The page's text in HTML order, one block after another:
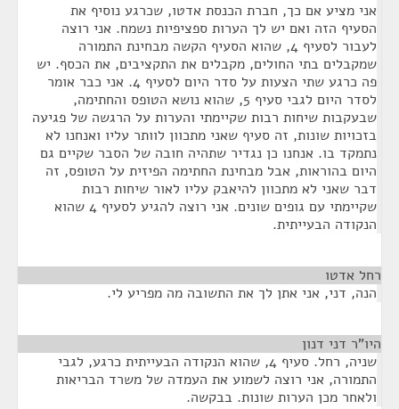
אני מציע אם כך, חברת הכנסת אדטו, שכרגע נוסיף את
הסעיף הזה ואם יש לך הערות ספציפיות נשמח. אני רוצה
לעבור לסעיף 4, שהוא הסעיף הקשה מבחינת התמורה
שמקבלים בתי החולים, מקבלים את התקציבים, את הכסף. יש
פה כרגע שתי הצעות על סדר היום לסעיף 4. אני כבר אומר
לסדר היום לגבי סעיף 5, שהוא נושא הטופס והחתימה,
שבעקבות שיחות רבות שקיימתי והערות על הרגשה של פגיעה
בזכויות שונות, זה סעיף שאני מתכוון לוותר עליו ואנחנו לא
נתמקד בו. אנחנו כן נגדיר שתהיה חובה של הסבר שקיים גם
היום בהוראות, אבל מבחינת החתימה הפיזית על הטופס, זה
דבר שאני לא מתכוון להיאבק עליו לאור שיחות רבות
שקיימתי עם גופים שונים. אני רוצה להגיע לסעיף 4 שהוא
הנקודה הבעייתית.
רחל אדטו
הנה, דני, אני אתן לך את התשובה מה מפריע לי.
היו"ר דני דנון
שניה, רחל. סעיף 4, שהוא הנקודה הבעייתית כרגע, לגבי
התמורה, אני רוצה לשמוע את העמדה של משרד הבריאות
ולאחר מכן הערות שונות. בבקשה.